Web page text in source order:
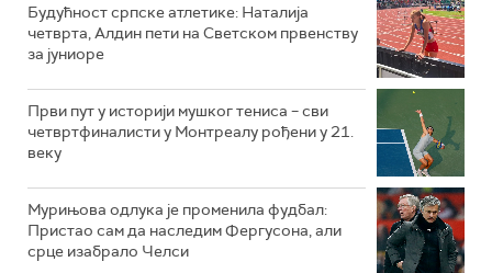
Будућност српске атлетике: Наталија
четврта, Алдин пети на Светском првенству
за јуниоре
Први пут у историји мушког тениса – сви
четвртфиналисти у Монтреалу рођени у 21.
веку
Мурињова одлука је променила фудбал:
Пристао сам да наследим Фергусона, али
срце изабрало Челси